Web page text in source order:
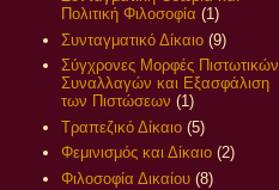
Πολιτική Φιλοσοφία (1)
Συνταγματικό Δίκαιο (9)
Σύγχρονες Μορφές Πιστωτικών
Συναλλαγών και Εξασφάλιση
των Πιστώσεων (1)
Τραπεζικό Δίκαιο (5)
Φεμινισμός και Δίκαιο (2)
Φιλοσοφία Δικαίου (8)